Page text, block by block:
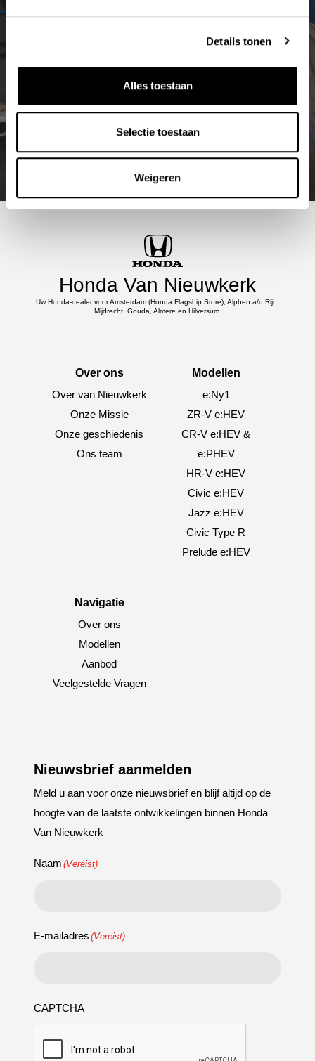
Details tonen
Alles toestaan
Selectie toestaan
Weigeren
Honda Van Nieuwkerk
Uw Honda-dealer voor Amsterdam (Honda Flagship Store), Alphen a/d Rijn,
Mijdrecht, Gouda, Almere en Hilversum.
Over ons
Over van Nieuwkerk
Onze Missie
Onze geschiedenis
Ons team
Modellen
e:Ny1
ZR-V e:HEV
CR-V e:HEV &
e:PHEV
HR-V e:HEV
Civic e:HEV
Jazz e:HEV
Civic Type R
Prelude e:HEV
Navigatie
Over ons
Modellen
Aanbod
Veelgestelde Vragen
Nieuwsbrief aanmelden
Meld u aan voor onze nieuwsbrief en blijf altijd op de
hoogte van de laatste ontwikkelingen binnen Honda
Van Nieuwkerk
Naam (Vereist)
E-mailadres (Vereist)
CAPTCHA